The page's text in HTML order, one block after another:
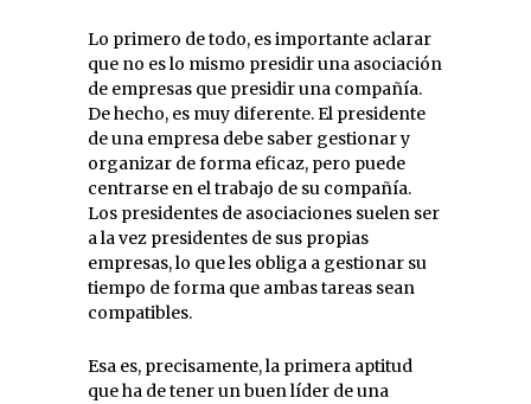
Lo primero de todo, es importante aclarar
que no es lo mismo presidir una asociación
de empresas que presidir una compañía.
De hecho, es muy diferente. El presidente
de una empresa debe saber gestionar y
organizar de forma eficaz, pero puede
centrarse en el trabajo de su compañía.
Los presidentes de asociaciones suelen ser
a la vez presidentes de sus propias
empresas, lo que les obliga a gestionar su
tiempo de forma que ambas tareas sean
compatibles.
Esa es, precisamente, la primera aptitud
que ha de tener un buen líder de una